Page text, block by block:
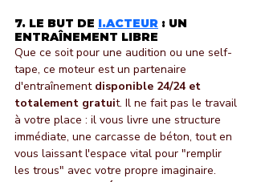
7. LE BUT DE I.ACTEUR : UN
ENTRAÎNEMENT LIBRE
Que ce soit pour une audition ou une self-
tape, ce moteur est un partenaire
d'entraînement disponible 24/24 et
totalement gratuit. Il ne fait pas le travail
à votre place : il vous livre une structure
immédiate, une carcasse de béton, tout en
vous laissant l'espace vital pour "remplir
les trous" avec votre propre imaginaire.